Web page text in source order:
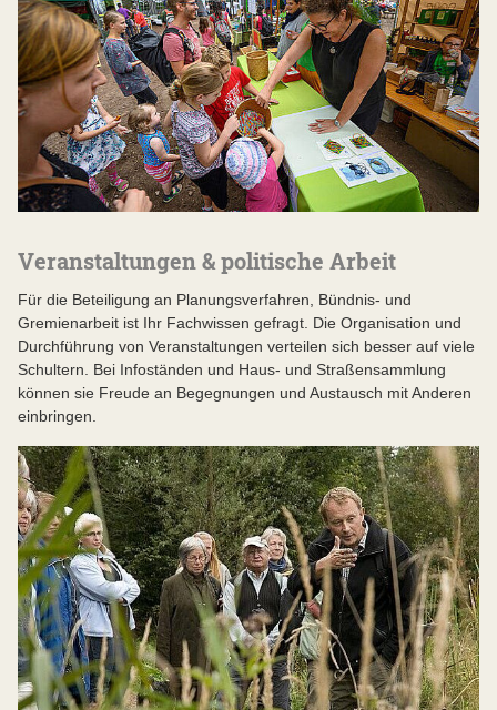
Veranstaltungen & politische Arbeit
Für die Beteiligung an Planungsverfahren, Bündnis- und
Gremienarbeit ist Ihr Fachwissen gefragt. Die Organisation und
Durchführung von Veranstaltungen verteilen sich besser auf viele
Schultern. Bei Infoständen und Haus- und Straßensammlung
können sie Freude an Begegnungen und Austausch mit Anderen
einbringen.